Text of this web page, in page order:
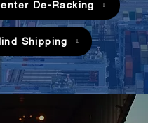
De-Racking
Shipping